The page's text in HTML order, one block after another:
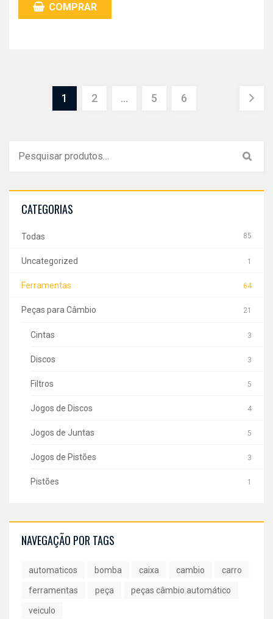
COMPRAR
1 2 … 5 6
CATEGORIAS
Todas 85
Uncategorized 1
Ferramentas 64
Peças para Câmbio 21
Cintas 3
Discos 3
Filtros 5
Jogos de Discos 4
Jogos de Juntas 5
Jogos de Pistões 3
Pistões 1
NAVEGAÇÃO POR TAGS
automaticos bomba caixa cambio carro
ferramentas peça peças câmbio automático
veiculo